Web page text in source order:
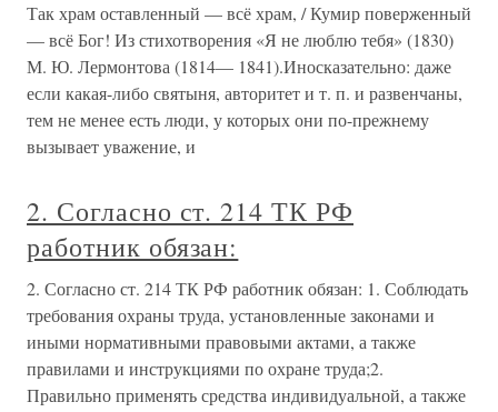
Так храм оставленный — всё храм, / Кумир поверженный
— всё Бог! Из стихотворения «Я не люблю тебя» (1830)
М. Ю. Лермонтова (1814— 1841).Иносказательно: даже
если какая-либо святыня, авторитет и т. п. и развенчаны,
тем не менее есть люди, у которых они по-прежнему
вызывает уважение, и
2. Согласно ст. 214 ТК РФ
работник обязан:
2. Согласно ст. 214 ТК РФ работник обязан: 1. Соблюдать
требования охраны труда, установленные законами и
иными нормативными правовыми актами, а также
правилами и инструкциями по охране труда;2.
Правильно применять средства индивидуальной, а также